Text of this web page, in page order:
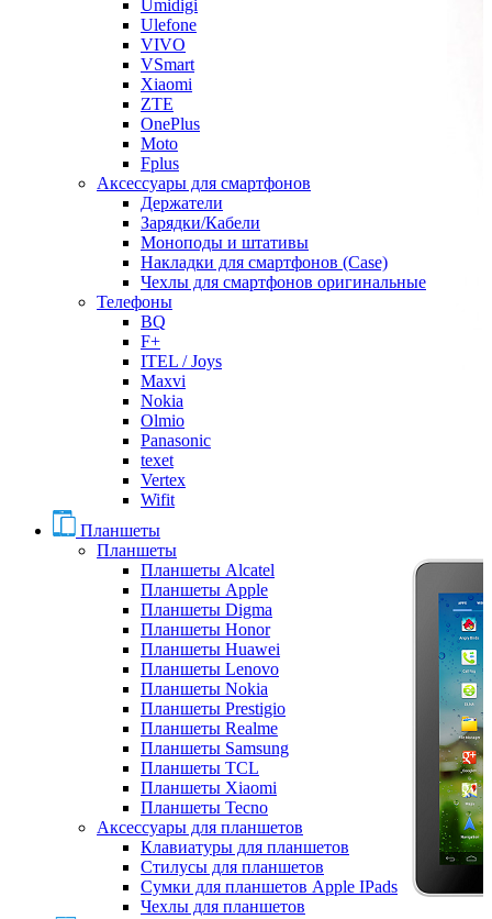
Umidigi
Ulefone
VIVO
VSmart
Xiaomi
ZTE
OnePlus
Moto
Fplus
Аксессуары для смартфонов
Держатели
Зарядки/Кабели
Моноподы и штативы
Накладки для смартфонов (Case)
Чехлы для смартфонов оригинальные
Телефоны
BQ
F+
ITEL / Joys
Maxvi
Nokia
Olmio
Panasonic
texet
Vertex
Wifit
Планшеты
Планшеты
Планшеты Alcatel
Планшеты Apple
Планшеты Digma
Планшеты Honor
Планшеты Huawei
Планшеты Lenovo
Планшеты Nokia
Планшеты Prestigio
Планшеты Realme
Планшеты Samsung
Планшеты TCL
Планшеты Xiaomi
Планшеты Tecno
Аксессуары для планшетов
Клавиатуры для планшетов
Стилусы для планшетов
Сумки для планшетов Apple IPads
Чехлы для планшетов